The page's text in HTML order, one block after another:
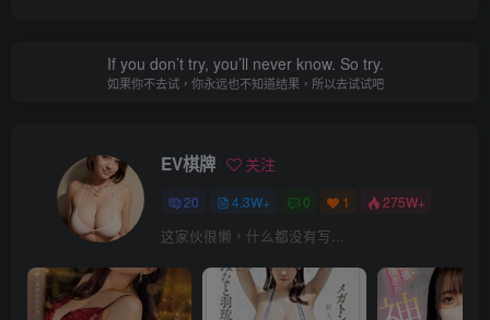
If you don’t try, you’ll never know. So try.
如果你不去试，你永远也不知道结果，所以去试试吧
EV棋牌 关注
20 4.3W+ 0 1 275W+
这家伙很懒，什么都没有写...